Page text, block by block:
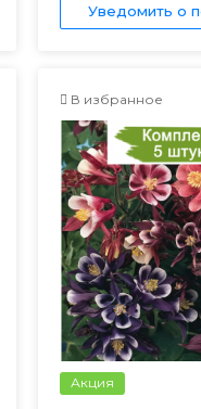
Уведомить о
В избранное
Акция